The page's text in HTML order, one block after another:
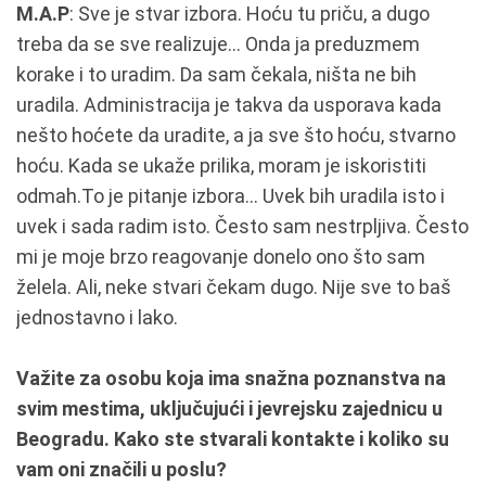
M.A.P: Sve je stvar izbora. Hoću tu priču, a dugo
treba da se sve realizuje... Onda ja preduzmem
korake i to uradim. Da sam čekala, ništa ne bih
uradila. Administracija je takva da usporava kada
nešto hoćete da uradite, a ja sve što hoću, stvarno
hoću. Kada se ukaže prilika, moram je iskoristiti
odmah.To je pitanje izbora... Uvek bih uradila isto i
uvek i sada radim isto. Često sam nestrpljiva. Često
mi je moje brzo reagovanje donelo ono što sam
želela. Ali, neke stvari čekam dugo. Nije sve to baš
jednostavno i lako.
Važite za osobu koja ima snažna poznanstva na
svim mestima, uključujući i jevrejsku zajednicu u
Beogradu. Kako ste stvarali kontakte i koliko su
vam oni značili u poslu?